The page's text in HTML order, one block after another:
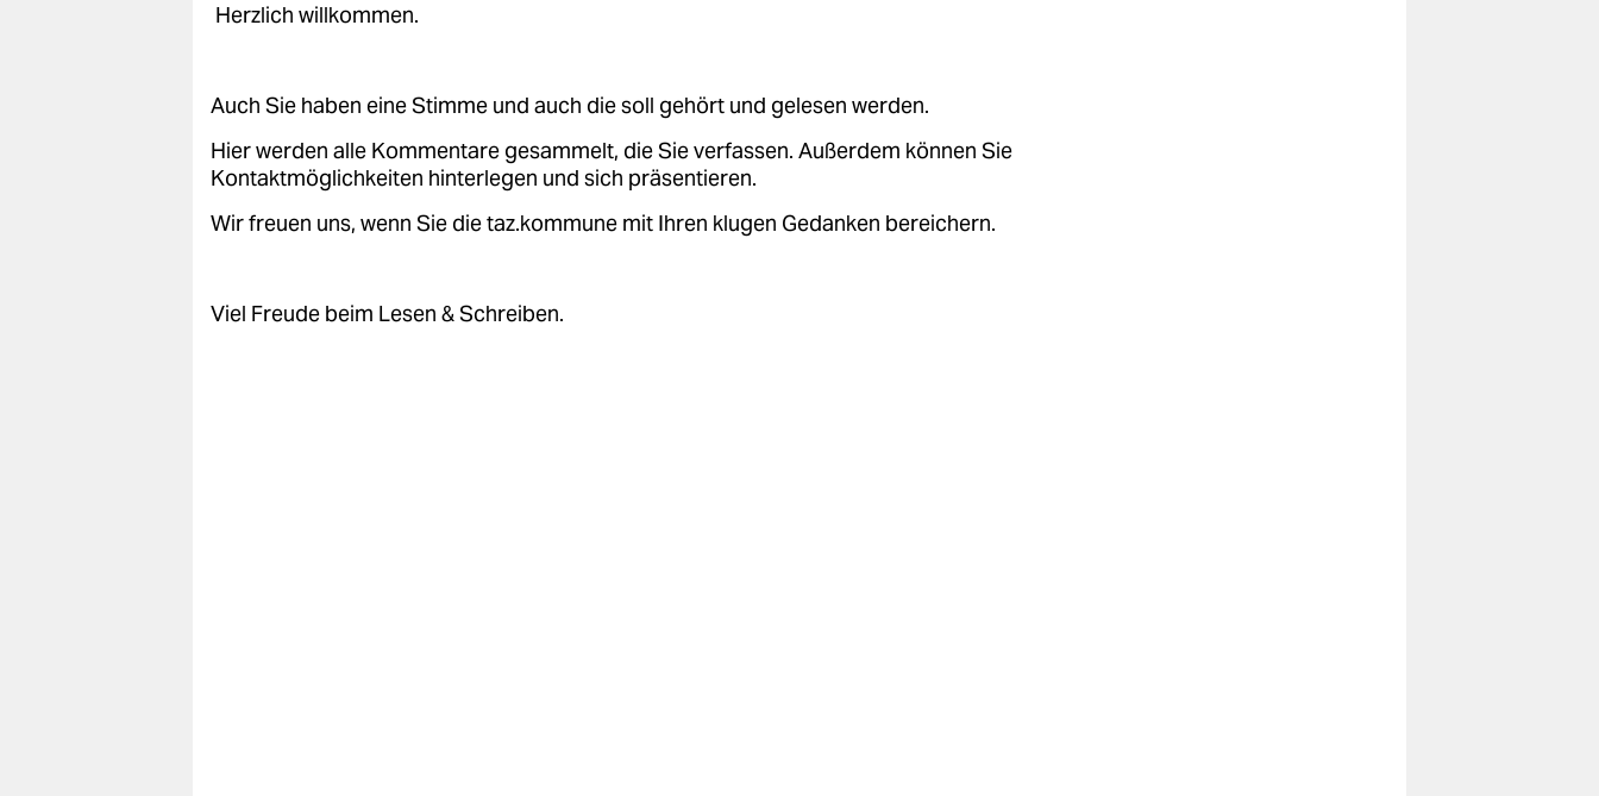
Herzlich willkommen.
Auch Sie haben eine Stimme und auch die soll gehört und gelesen werden.
Hier werden alle Kommentare gesammelt, die Sie verfassen. Außerdem können Sie
Kontaktmöglichkeiten hinterlegen und sich präsentieren.
Wir freuen uns, wenn Sie die taz.kommune mit Ihren klugen Gedanken bereichern.
Viel Freude beim Lesen & Schreiben.